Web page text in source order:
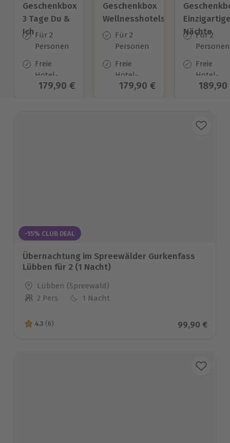
Geschenkbox
3 Tage Du &
Ich Für 2
Personen
Freie
Hotel-
Auswahl
Aktueller Preis
179,90 €
Geschenkbox
Wellnesshotels
Für 2
Personen
Freie
Hotel-
Auswahl
Aktueller Preis
179,90 €
Nächte
Für 2
Personen
Freie
Hotel-
Auswahl
189,90
-15% CLUB DEAL
Übernachtung im Spreewälder Gurkenfass
Lübben für 2 (1 Nacht)
Standort
Lübben (Spreewald)
Anzahl der Teilnehmer
2 Pers. 1 Nacht
4.3 von 5 Sternen basierend auf 6 Bewertungen
4.3 (6) Aktueller
99,90 €